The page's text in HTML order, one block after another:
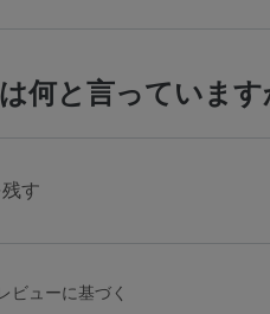
何と言っています
す
ビューに基づく